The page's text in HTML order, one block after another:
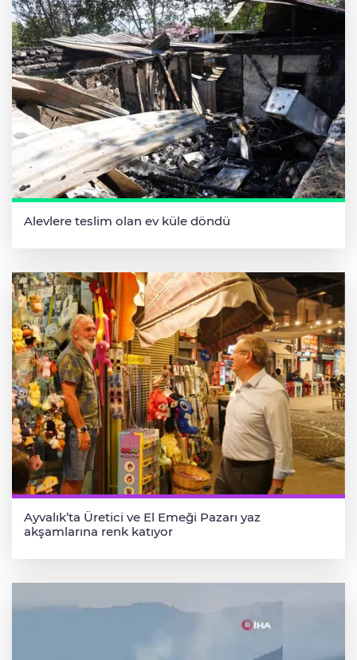
Alevlere teslim olan ev küle döndü
Ayvalık’ta Üretici ve El Emeği Pazarı yaz
akşamlarına renk katıyor